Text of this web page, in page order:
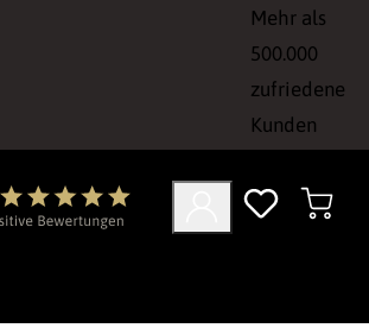
Mehr als
500.000
zufriedene
Kunden